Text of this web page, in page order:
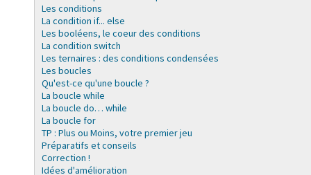
Les conditions
La condition if... else
Les booléens, le coeur des conditions
La condition switch
Les ternaires : des conditions condensées
Les boucles
Qu'est-ce qu'une boucle ?
La boucle while
La boucle do… while
La boucle for
TP : Plus ou Moins, votre premier jeu
Préparatifs et conseils
Correction !
Idées d'amélioration